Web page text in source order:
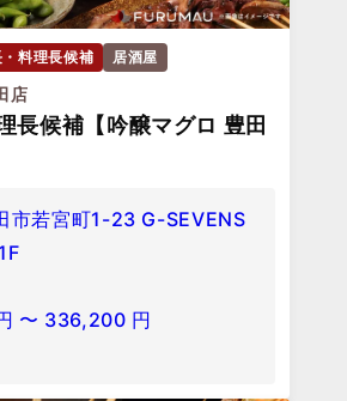
料理長候補 居酒屋
店
長候補【吟醸マグロ 豊田
市若宮町1-23 G-SEVENS
〜 336,200 円